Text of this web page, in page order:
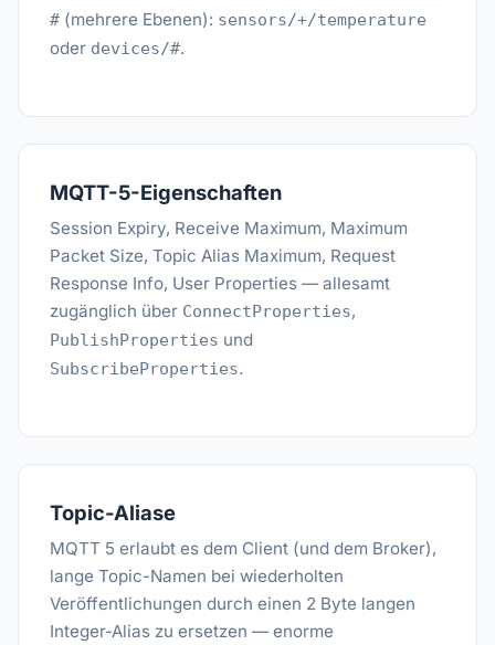
# (mehrere Ebenen): sensors/+/temperature
oder devices/#.
MQTT-5-Eigenschaften
Session Expiry, Receive Maximum, Maximum
Packet Size, Topic Alias Maximum, Request
Response Info, User Properties — allesamt
zugänglich über ConnectProperties,
PublishProperties und
SubscribeProperties.
Topic-Aliase
MQTT 5 erlaubt es dem Client (und dem Broker),
lange Topic-Namen bei wiederholten
Veröffentlichungen durch einen 2 Byte langen
Integer-Alias zu ersetzen — enorme